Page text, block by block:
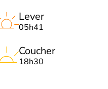
Lever
05h41
Coucher
18h30